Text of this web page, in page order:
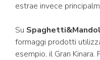
estrae invece
Su
formaggi prodotti
esempio, il Gran